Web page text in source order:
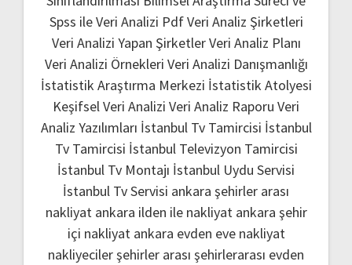
Spss ile Veri Analizi PdfVeri Analiz Şirketleri
Veri Analizi Yapan ŞirketlerVeri Analiz Planı
Veri Analizi Örnekleri Veri Analizi Danışmanlığı
İstatistik Araştırma Merkezi İstatistik Atolyesi
Keşifsel Veri Analizi Veri Analiz Raporu Veri
Analiz Yazılımları İstanbul Tv Tamircisi İstanbul
Tv Tamircisi İstanbul Televizyon Tamircisi
İstanbul Tv Montajı İstanbul Uydu Servisi
İstanbul Tv Servisi ankara şehirler arası
nakliyat ankara ilden ile nakliyat ankara şehir
içi nakliyat ankara evden eve nakliyat
nakliyeciler şehirler arası şehirlerarası evden